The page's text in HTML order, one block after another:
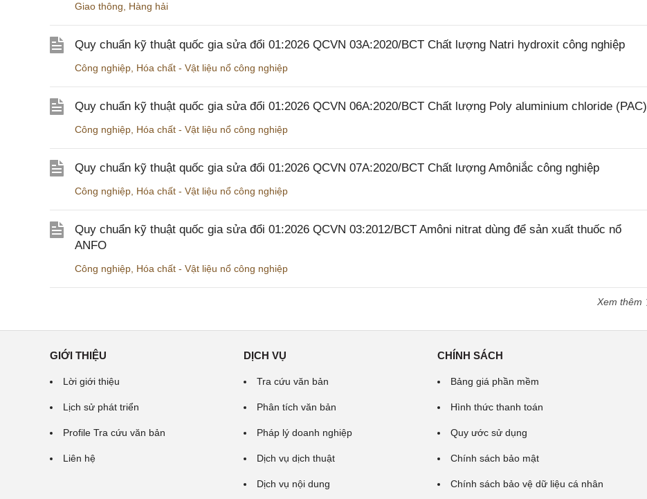
Giao thông Hàng hải
Quy chuẩn kỹ thuật quốc gia sửa đổi 01:2026 QCVN 03A:2020/BCT Chất lượng Natri hydroxit công nghiệp
Công nghiệp Hóa chất - Vật liệu nổ công nghiệp
Quy chuẩn kỹ thuật quốc gia sửa đổi 01:2026 QCVN 06A:2020/BCT Chất lượng Poly aluminium chloride (PAC)
Công nghiệp Hóa chất - Vật liệu nổ công nghiệp
Quy chuẩn kỹ thuật quốc gia sửa đổi 01:2026 QCVN 07A:2020/BCT Chất lượng Amôniắc công nghiệp
Công nghiệp Hóa chất - Vật liệu nổ công nghiệp
Quy chuẩn kỹ thuật quốc gia sửa đổi 01:2026 QCVN 03:2012/BCT Amôni nitrat dùng để sản xuất thuốc nổ
ANFO
Công nghiệp Hóa chất - Vật liệu nổ công nghiệp
Xem thêm
GIỚI THIỆU
Lời giới thiệu
Lịch sử phát triển
Profile Tra cứu văn bản
Liên hệ
DỊCH VỤ
Tra cứu văn bản
Phân tích văn bản
Pháp lý doanh nghiệp
Dịch vụ dịch thuật
Dịch vụ nội dung
CHÍNH SÁCH
Bảng giá phần mềm
Hình thức thanh toán
Quy ước sử dụng
Chính sách bảo mật
Chính sách bảo vệ dữ liệu cá nhân